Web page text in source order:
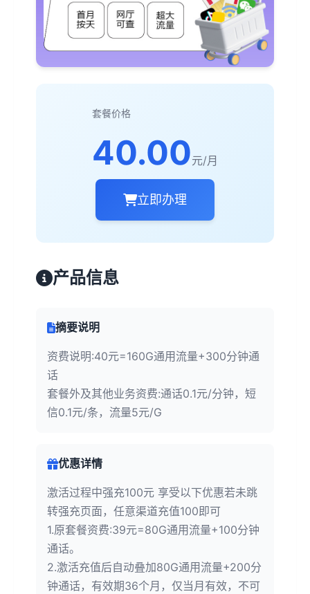
套餐价格
40.00元/月
立即办理
产品信息
摘要说明
资费说明:40元=160G通用流量+300分钟通
话
套餐外及其他业务资费:通话0.1元/分钟，短
信0.1元/条，流量5元/G
优惠详情
激活过程中强充100元 享受以下优惠若未跳
转强充页面，任意渠道充值100即可
1.原套餐资费:39元=80G通用流量+100分钟
通话。
2.激活充值后自动叠加80G通用流量+200分
钟通话，有效期36个月，仅当月有效，不可